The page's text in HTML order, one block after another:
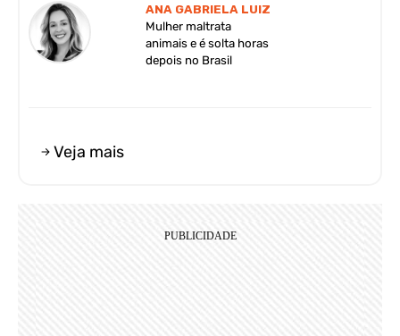
ANA GABRIELA LUIZ
Mulher maltrata
animais e é solta horas
depois no Brasil
Veja mais